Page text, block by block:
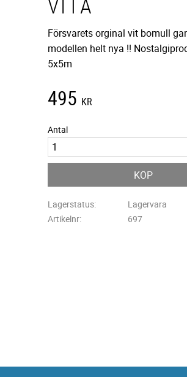
VITA
Försvarets orginal vit bomull
modellen helt nya !!
5x5m
495 KR
Antal
KÖP
Lagerstatus
Lagervara
Artikelnr
697